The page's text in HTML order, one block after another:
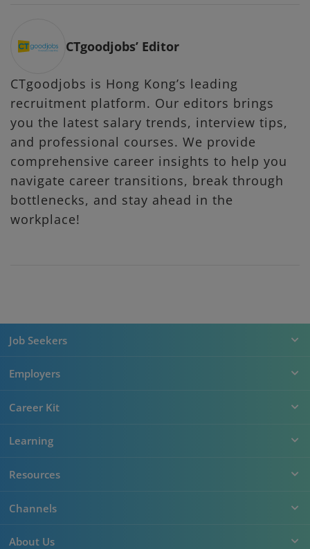
CTgoodjobs’ Editor
CTgoodjobs is Hong Kong’s leading
recruitment platform. Our editors brings
you the latest salary trends, interview tips,
and professional courses. We provide
comprehensive career insights to help you
navigate career transitions, break through
bottlenecks, and stay ahead in the
workplace!
Job Seekers
Employers
Career Kit
Learning
Resources
Channels
About Us